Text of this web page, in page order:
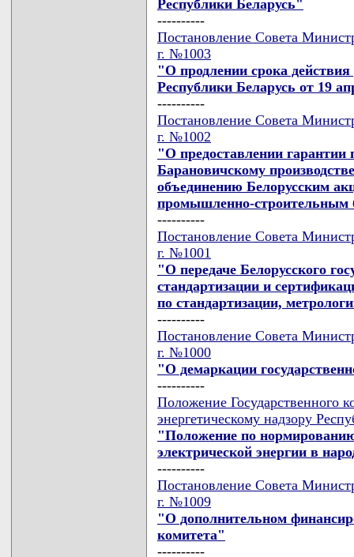
Республики Беларусь"
----------
Постановление Совета
г. №1003
"О продлении срока
Республики Беларусь от 19
----------
Постановление Совета
г. №1002
"О предоставлении гарантии
Барановичскому
объединению Белорусским
промышленно-строительным
----------
Постановление Совета
г. №1001
"О передаче Белорусского
стандартизации и
по стандартизации,
----------
Постановление Совета
г. №1000
"О демаркации
----------
Положение Государственного
энергетическому надзору
"Положение по
электрической энергии в
----------
Постановление Совета
г. №1009
"О дополнительном
комитета"
----------